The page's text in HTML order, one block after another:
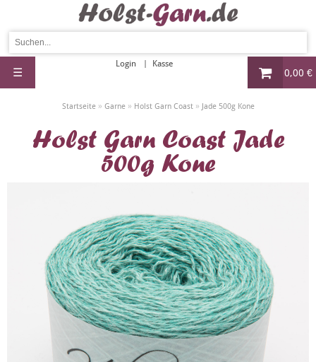
0,00 €
Login Kasse
☰
Startseite» Garne» Holst Garn Coast» Jade 500g Kone
Holst Garn Coast Jade
500g Kone